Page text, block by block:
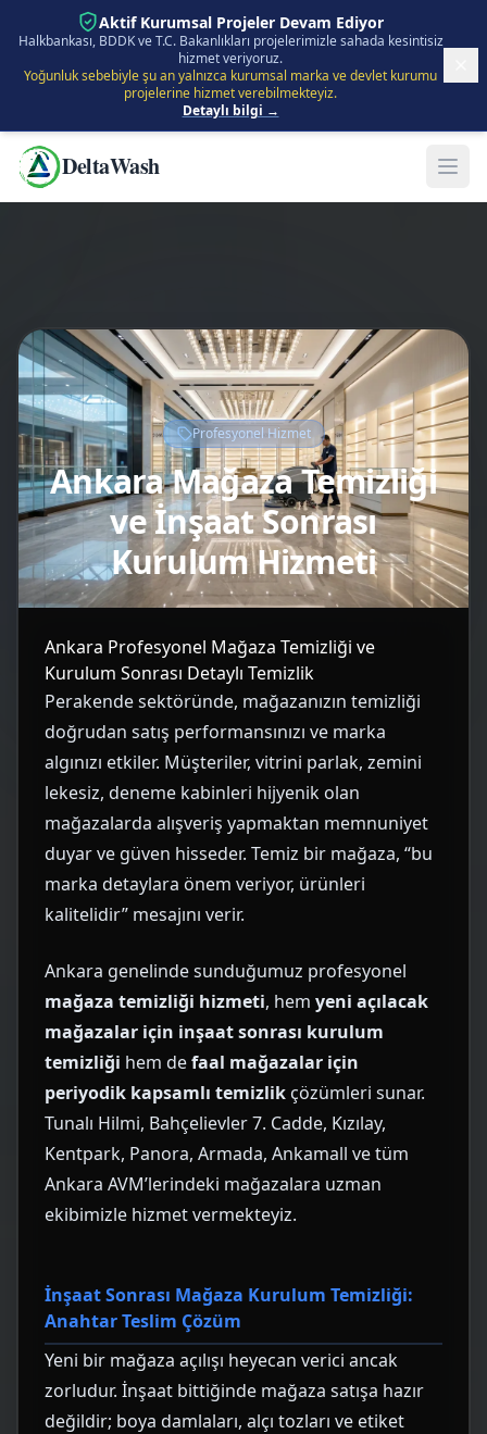
İçeriğe Atla Aktif Kurumsal Projeler Devam Ediyor
Halkbankası, BDDK ve T.C. Bakanlıkları projelerimizle sahada kesintisiz
hizmet veriyoruz.
Yoğunluk sebebiyle şu an yalnızca kurumsal marka ve devlet kurumu
projelerine hizmet verebilmekteyiz.
Detaylı bilgi →
DeltaWash
Profesyonel Hizmet
Ankara Mağaza Temizliği
ve İnşaat Sonrası
Kurulum Hizmeti
Ankara Profesyonel Mağaza Temizliği ve
Kurulum Sonrası Detaylı Temizlik
Perakende sektöründe, mağazanızın temizliği
doğrudan satış performansınızı ve marka
algınızı etkiler. Müşteriler, vitrini parlak, zemini
lekesiz, deneme kabinleri hijyenik olan
mağazalarda alışveriş yapmaktan memnuniyet
duyar ve güven hisseder. Temiz bir mağaza, “bu
marka detaylara önem veriyor, ürünleri
kalitelidir” mesajını verir.
Ankara genelinde sunduğumuz profesyonel
mağaza temizliği hizmeti, hem yeni açılacak
mağazalar için inşaat sonrası kurulum
temizliği hem defaal mağazalar için
periyodik kapsamlı temizlikçözümleri sunar.
Tunalı Hilmi, Bahçelievler 7. Cadde, Kızılay,
Kentpark, Panora, Armada, Ankamall ve tüm
Ankara AVM’lerindeki mağazalara uzman
ekibimizle hizmet vermekteyiz.
İnşaat Sonrası Mağaza Kurulum Temizliği:
Anahtar Teslim Çözüm
Yeni bir mağaza açılışı heyecan verici ancak
zorludur. İnşaat bittiğinde mağaza satışa hazır
değildir; boya damlaları, alçı tozları ve etiket